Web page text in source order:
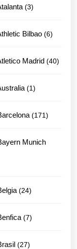
33
Bilbao 66
Madrid 4040
11
171171
Munich
2424
77
2727